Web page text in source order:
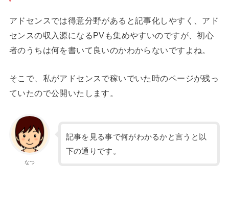
アドセンスでは得意分野があると記事化しやすく、アド
センスの収入源になるPVも集めやすいのですが、初心
者のうちは何を書いて良いのかわからないですよね。
そこで、私がアドセンスで稼いでいた時のページが残っ
ていたので公開いたします。
なつ
記事を見る事で何がわかるかと言うと以
下の通りです。